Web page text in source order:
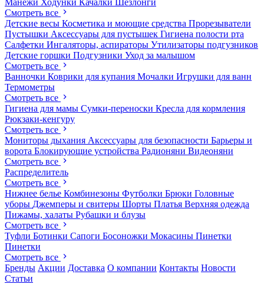
Манежи Ходунки Качалки Шезлонги
Смотреть все
Детские весы Косметика и моющие средства Прорезыватели
Пустышки Аксессуары для пустышек Гигиена полости рта
Салфетки Ингаляторы, аспираторы Утилизаторы подгузников
Детские горшки Подгузники Уход за малышом
Смотреть все
Ванночки Коврики для купания Мочалки Игрушки для ванн
Термометры
Смотреть все
Гигиена для мамы Сумки-переноски Кресла для кормления
Рюкзаки-кенгуру
Смотреть все
Мониторы дыхания Аксессуары для безопасности Барьеры и
ворота Блокирующие устройства Радионяни Видеоняни
Смотреть все
Распределитель
Смотреть все
Нижнее белье Комбинезоны Футболки Брюки Головные
уборы Джемперы и свитеры Шорты Платья Верхняя одежда
Пижамы, халаты Рубашки и блузы
Смотреть все
Туфли Ботинки Сапоги Босоножки Мокасины Пинетки
Пинетки
Смотреть все
Бренды Акции Доставка О компании Контакты Новости
Статьи